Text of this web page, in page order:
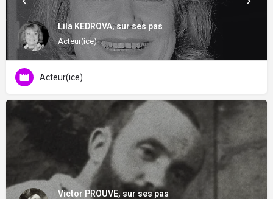
Lila KEDROVA, sur ses pas
Acteur(ice)
Acteur(ice)
Victor PROUVE, sur ses pas